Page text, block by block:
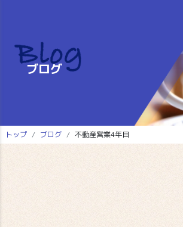
ブログ
トップ ブログ 不動産営業4年目